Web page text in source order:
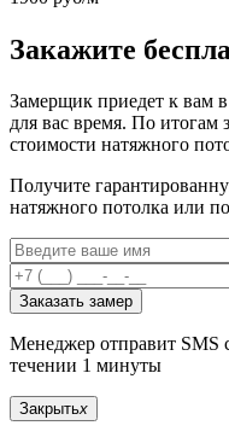
Закажите
Замерщик приедет к вам
для вас время. По итогам
стоимости натяжного
Получите
натяжного потолка или
Заказать замер
Менеджер отправит SMS
течении 1 минуты
Закрытьx